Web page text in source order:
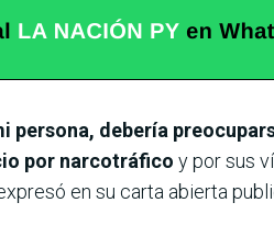
persona, debería
por narcotráfico y por sus
en su carta abierta